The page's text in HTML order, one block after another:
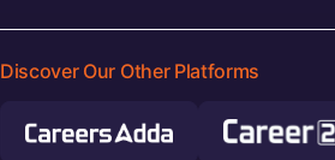
Discover Our Other Platforms